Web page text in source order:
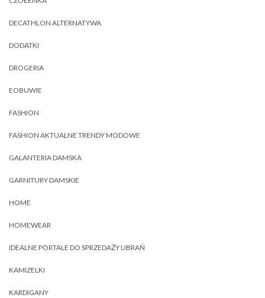
DECATHLON ALTERNATYWA
DODATKI
DROGERIA
EOBUWIE
FASHION
FASHION AKTUALNE TRENDY MODOWE
GALANTERIA DAMSKA
GARNITURY DAMSKIE
HOME
HOMEWEAR
IDEALNE PORTALE DO SPRZEDAŻY UBRAŃ
KAMIZELKI
KARDIGANY